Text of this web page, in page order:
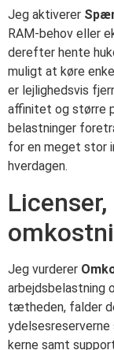
Jeg aktiverer
RAM-behov eller
derefter hente
muligt at køre
er lejlighedsvis
affinitet og større
belastninger
for en meget stor
hverdagen.
Jeg vurderer
arbejdsbelastning
tætheden, falder
ydelsesreserverne
kerne samt